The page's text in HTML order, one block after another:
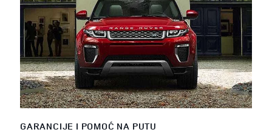
GARANCIJE I POMOĆ NA PUTU